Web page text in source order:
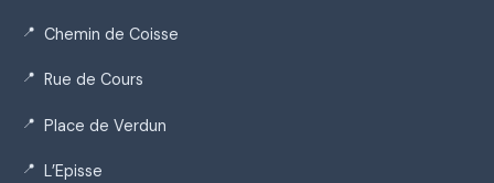
Chemin de Coisse
Rue de Cours
Place de Verdun
L’Episse